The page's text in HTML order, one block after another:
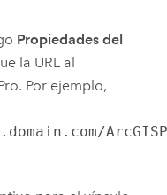
Propiedades del
la URL al
. Por ejemplo,